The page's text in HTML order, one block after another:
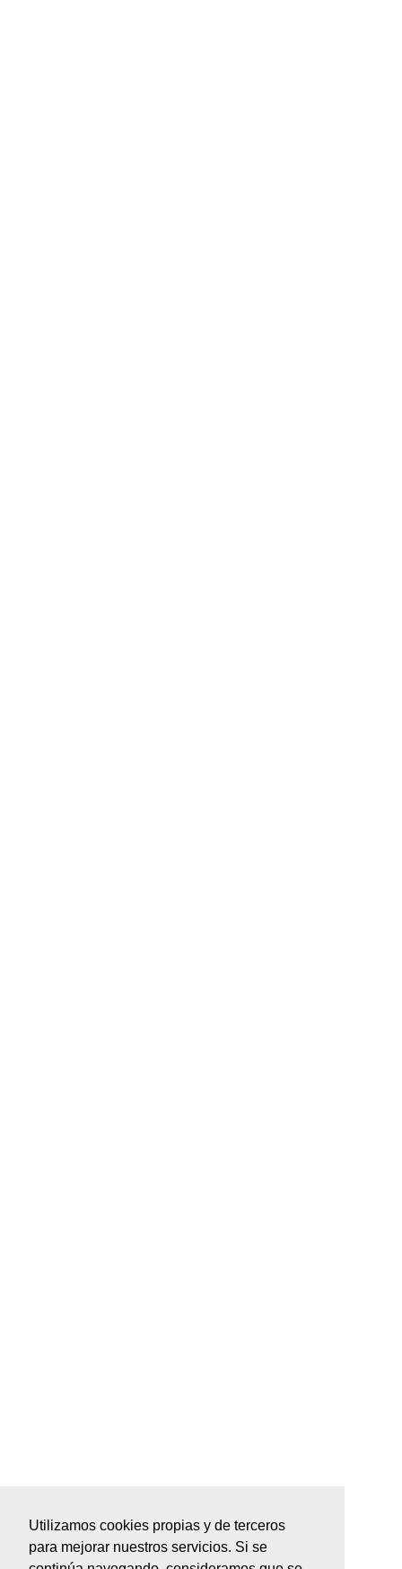
Utilizamos cookies propias y de terceros
para mejorar nuestros servicios. Si se